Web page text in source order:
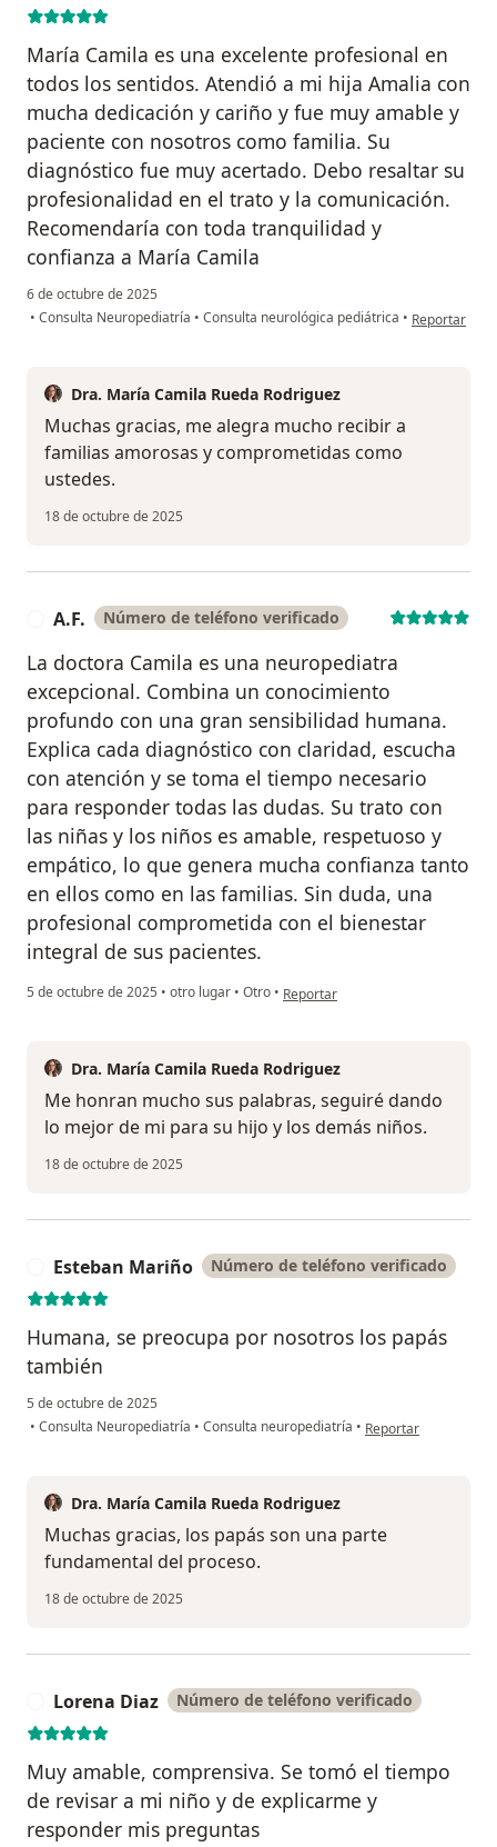
María Camila es una excelente profesional en
todos los sentidos. Atendió a mi hija Amalia con
mucha dedicación y cariño y fue muy amable y
paciente con nosotros como familia. Su
diagnóstico fue muy acertado. Debo resaltar su
profesionalidad en el trato y la comunicación.
Recomendaría con toda tranquilidad y
confianza a María Camila
6 de octubre de 2025
• Consulta Neuropediatría • Consulta neurológica pediátrica • en opinión
Reportar
Dra. María Camila Rueda Rodriguez
Muchas gracias, me alegra mucho recibir a
familias amorosas y comprometidas como
ustedes.
18 de octubre de 2025
A.F. Número de teléfono verificado
La doctora Camila es una neuropediatra
excepcional. Combina un conocimiento
profundo con una gran sensibilidad humana.
Explica cada diagnóstico con claridad, escucha
con atención y se toma el tiempo necesario
para responder todas las dudas. Su trato con
las niñas y los niños es amable, respetuoso y
empático, lo que genera mucha confianza tanto
en ellos como en las familias. Sin duda, una
profesional comprometida con el bienestar
integral de sus pacientes.
5 de octubre de 2025 • otro lugar • Otro • en opinión del usuario A.F.
Reportar
Dra. María Camila Rueda Rodriguez
Me honran mucho sus palabras, seguiré dando
lo mejor de mi para su hijo y los demás niños.
18 de octubre de 2025
Esteban Mariño Número de teléfono verificado
Humana, se preocupa por nosotros los papás
también
5 de octubre de 2025
• Consulta Neuropediatría • Consulta neuropediatría • en opinión del
Reportar
Dra. María Camila Rueda Rodriguez
Muchas gracias, los papás son una parte
fundamental del proceso.
18 de octubre de 2025
Lorena Diaz Número de teléfono verificado
Muy amable, comprensiva. Se tomó el tiempo
de revisar a mi niño y de explicarme y
responder mis preguntas